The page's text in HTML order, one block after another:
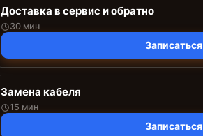
Доставка в сервис и обратно
30 мин
Записаться
Замена кабеля
15 мин
Записаться